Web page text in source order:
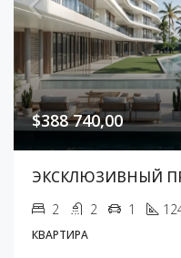
$388 740,00
ЭКСКЛЮЗИВНЫЙ
2 2 1
КВАРТИРА